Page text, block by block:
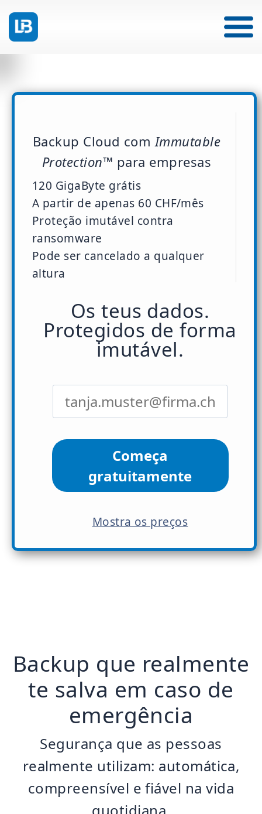
Backup Cloud comImmutable
Protection™ para empresas
120 GigaByte grátis
A partir de apenas 60 CHF/mês
Proteção imutável contra
ransomware
Pode ser cancelado a qualquer
altura
Os teus dados.
Protegidos de forma
imutável.
Começa
gratuitamente
Mostra os preços
Backup que realmente
te salva em caso de
emergência
Segurança que as pessoas
realmente utilizam: automática,
compreensível e fiável na vida